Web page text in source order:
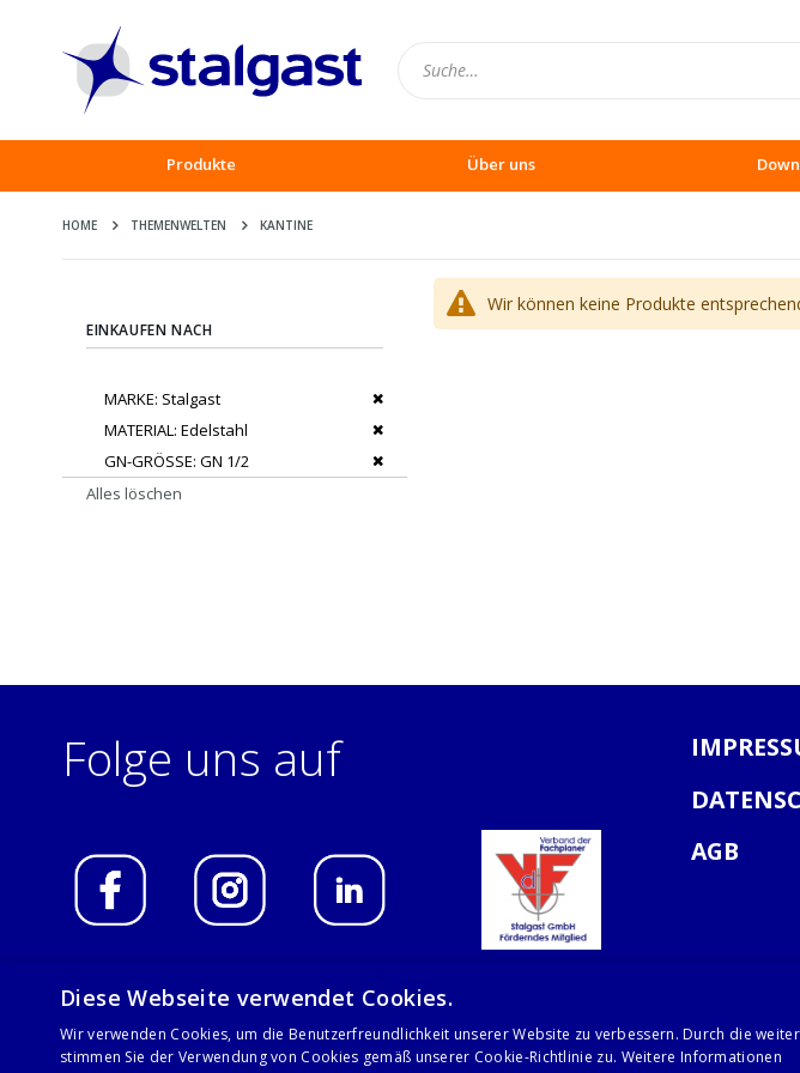
Produkte Über uns
HOME THEMENWELTEN KANTINE
Wir können keine Produkte
EINKAUFEN NACH
MARKE Stalgast
Dies entfernen
MATERIAL Edelstahl
Dies entfernen
GN-GRÖSSE
GN 1/2
Dies entfernen
Alles löschen
Folge uns auf
AGB
© 2021 Stalgast GmbH
Diese Webseite verwendet Cookies.
Wir verwenden Cookies, um die Benutzerfreundlichkeit unserer Website zu verbessern. Durch die
stimmen Sie der Verwendung von Cookies gemäß unserer Cookie-Richtlinie zu. Weitere Informationen